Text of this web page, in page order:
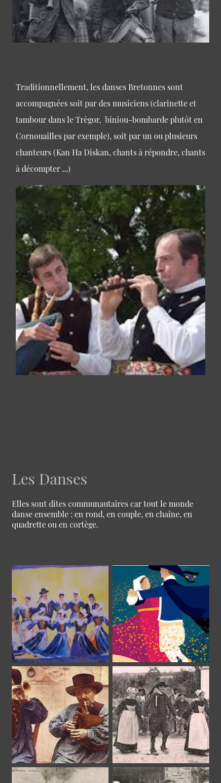
Traditionnellement, les danses Bretonnes sont
accompagnées soit par des musiciens (clarinette et
tambour dans le Trègor, biniou-bombarde plutôt en
Cornouailles par exemple), soit par un ou plusieurs
chanteurs (Kan Ha Diskan, chants à répondre, chants
à décompter ...)
Les Danses
Elles sont dites communautaires car tout le monde
danse ensemble : en rond, en couple, en chaîne, en
quadrette ou en cortège.